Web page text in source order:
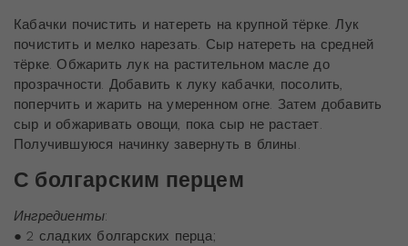
Кабачки почистить и натереть на крупной тёрке. Лук
почистить и мелко нарезать. Сыр натереть на средней
тёрке. Обжарить лук на растительном масле до
прозрачности. Добавить к луку кабачки, посолить,
поперчить и жарить на умеренном огне. Затем добавить
сыр и обжаривать овощи, пока сыр не растает.
Получившуюся начинку завернуть в блины.
С болгарским перцем
Ингредиенты:
● 2 сладких болгарских перца;